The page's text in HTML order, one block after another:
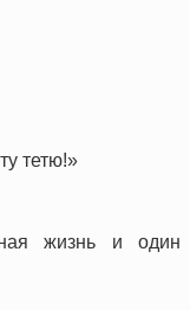
тетю!»
жизнь и один